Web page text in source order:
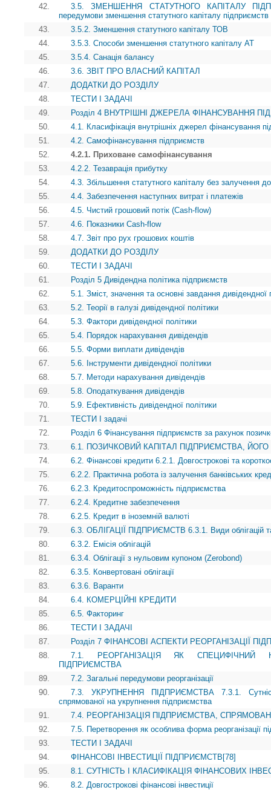
42.
3.5. ЗМЕНШЕННЯ СТАТУТНОГО КАПІТАЛУ
передумови зменшення статутного капіталу підприємств
43.
3.5.2. Зменшення статутного капіталу ТОВ
44.
3.5.3. Способи зменшення статутного капіталу АТ
45.
3.5.4. Санація балансу
46.
3.6. ЗВІТ ПРО ВЛАСНИЙ КАПІТАЛ
47.
ДОДАТКИ ДО РОЗДІЛУ
48.
ТЕСТИ І ЗАДАЧІ
49.
Розділ 4 ВНУТРІШНІ ДЖЕРЕЛА ФІНАНСУВАННЯ
50.
4.1. Класифікація внутрішніх джерел фінансування
51.
4.2. Самофінансування підприємств
52.
4.2.1. Приховане самофінансування
53.
4.2.2. Тезаврація прибутку
54.
4.3. Збільшення статутного капіталу без залучення
55.
4.4. Забезпечення наступних витрат i платежів
56.
4.5. Чистий грошовий потік (Cash-flow)
57.
4.6. Показники Cash-flow
58.
4.7. Звіт про рух грошових коштів
59.
ДОДАТКИ ДО РОЗДІЛУ
60.
ТЕСТИ І ЗАДАЧІ
61.
Розділ 5 Дивідендна політика підприємств
62.
5.1. Зміст, значення та основні завдання дивідендної
63.
5.2. Теорії в галузі дивідендної політики
64.
5.3. Фактори дивідендної політики
65.
5.4. Порядок нарахування дивідендів
66.
5.5. Форми виплати дивідендів
67.
5.6. Інструменти дивідендної політики
68.
5.7. Методи нарахування дивідендів
69.
5.8. Оподаткування дивідендів
70.
5.9. Ефективність дивідендної політики
71.
ТЕСТИ І задачі
72.
Розділ 6 Фінансування підприємств за рахунок
73.
6.1. ПОЗИЧКОВИЙ КАПІТАЛ ПІДПРИЄМСТВА,
74.
6.2. Фінансові кредити 6.2.1. Довгострокові та
75.
6.2.2. Практична робота із залучення банківських
76.
6.2.3. Кредитоспроможність підприємства
77.
6.2.4. Кредитне забезпечення
78.
6.2.5. Кредит в іноземній валюті
79.
6.3. ОБЛІГАЦІЇ ПІДПРИЄМСТВ 6.3.1. Види облігацій
80.
6.3.2. Емісія облігацій
81.
6.3.4. Облігації з нульовим купоном (Zerobond)
82.
6.3.5. Конвертовані облігації
83.
6.3.6. Варанти
84.
6.4. КОМЕРЦІЙНІ КРЕДИТИ
85.
6.5. Факторинг
86.
ТЕСТИ І ЗАДАЧІ
87.
Розділ 7 ФІНАНСОВІ АСПЕКТИ РЕОРГАНІЗАЦІЇ
88.
7.1. РЕОРГАНІЗАЦІЯ ЯК СПЕЦИФІЧНИЙ
ПІДПРИЄМСТВА
89.
7.2. Загальні передумови реорганізації
90.
7.3. УКРУПНЕННЯ ПІДПРИЄМСТВА 7.3.1.
спрямованої на укрупнення підприємства
91.
7.4. РЕОРГАНІЗАЦІЯ ПІДПРИЄМСТВА,
92.
7.5. Перетворення як особлива форма реорганізації
93.
ТЕСТИ І ЗАДАЧІ
94.
ФІНАНСОВІ ІНВЕСТИЦІЇ ПІДПРИЄМСТВ[78]
95.
8.1. СУТНІСТЬ І КЛАСИФІКАЦІЯ ФІНАНСОВИХ
96.
8.2. Довгострокові фінансові інвестиції